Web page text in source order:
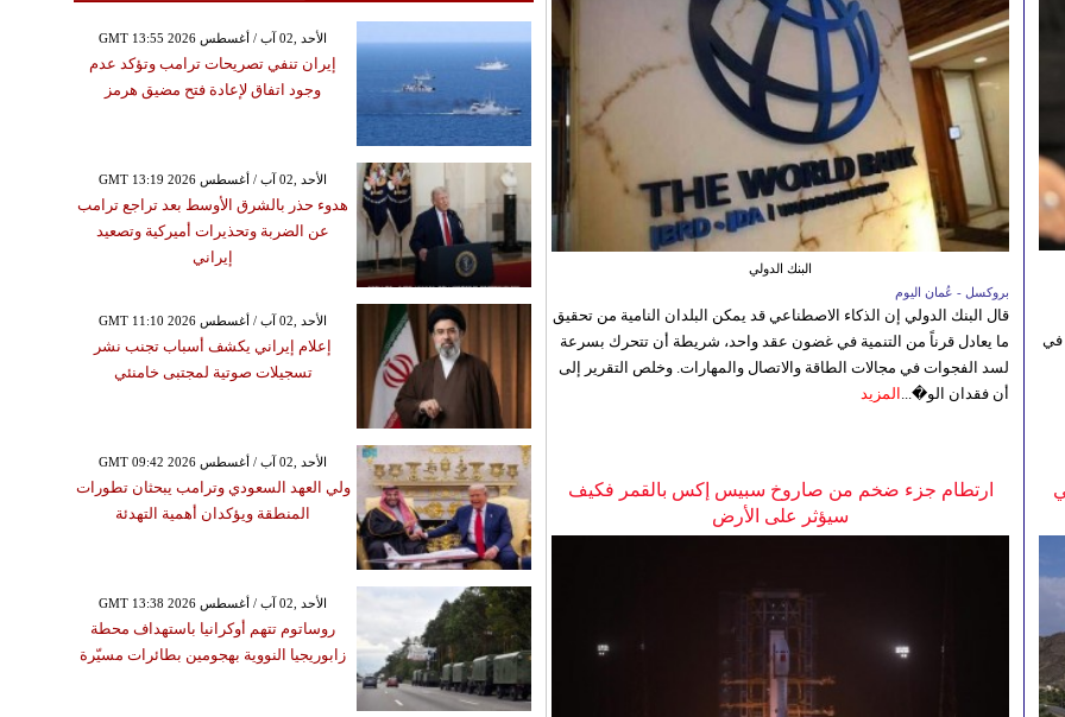
البنك الدولي
بروكسل - عُمان اليوم
قال البنك الدولي إن الذكاء الاصطناعي قد يمكن البلدان النامية من تحقيق
ما يعادل قرناً من التنمية في غضون عقد واحد، شريطة أن تتحرك بسرعة
لسد الفجوات في مجالات الطاقة والاتصال والمهارات. وخلص التقرير إلى
أن فقدان الو�... المزيد
في
ارتطام جزء ضخم من صاروخ سبيس إكس بالقمر فكيف
سيؤثر على الأرض
GMT 13:55 2026 الأحد ,02 آب / أغسطس
إيران تنفي تصريحات ترامب وتؤكد عدم
وجود اتفاق لإعادة فتح مضيق هرمز
GMT 13:19 2026 الأحد ,02 آب / أغسطس
هدوء حذر بالشرق الأوسط بعد تراجع ترامب
عن الضربة وتحذيرات أميركية وتصعيد
إيراني
GMT 11:10 2026 الأحد ,02 آب / أغسطس
إعلام إيراني يكشف أسباب تجنب نشر
تسجيلات صوتية لمجتبى خامنئي
GMT 09:42 2026 الأحد ,02 آب / أغسطس
ولي العهد السعودي وترامب يبحثان تطورات
المنطقة ويؤكدان أهمية التهدئة
GMT 13:38 2026 الأحد ,02 آب / أغسطس
روساتوم تتهم أوكرانيا باستهداف محطة
زابوريجيا النووية بهجومين بطائرات مسيّرة